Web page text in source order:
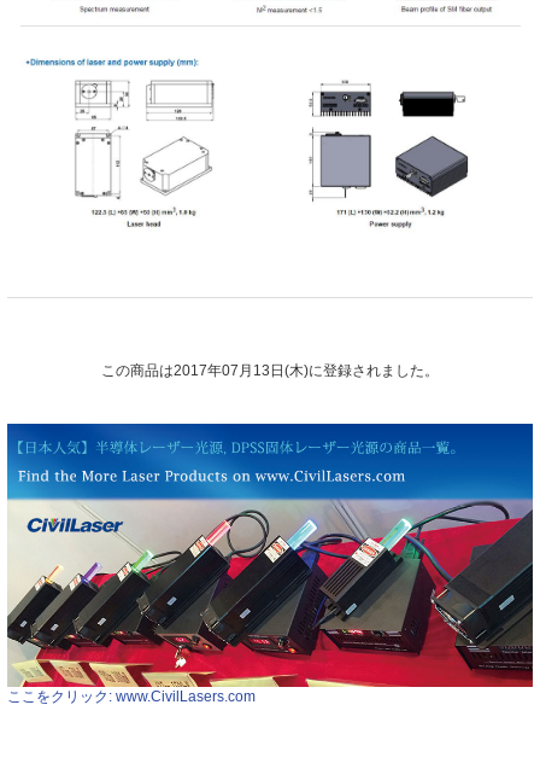
この商品は2017年07月13日(木)に登録されました。
ここをクリック: www.CivilLasers.com